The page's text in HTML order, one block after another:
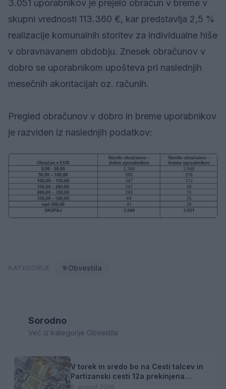
3.051 uporabnikov je prejelo obračun v breme v
skupni vrednosti 113.360 €, kar predstavlja 2,5 %
realizacije komunalnih storitev za individualne hiše
v obravnavanem obdobju. Znesek obračunov v
dobro se uporabnikom upošteva pri naslednjih
mesečnih akontacijah oz. računih.
Pregled obračunov v dobro in breme uporabnikov
je razviden iz naslednjih podatkov:
Obvestila
Sorodno
Več iz kategorije Obvestila
V torek in sredo bo na Cesti talcev in
Partizanski cesti 12a prekinjena
dobava toplotne energije
6. avgust 2026